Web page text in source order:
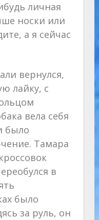
личная
носки или
а я сейчас
вернулся,
лайку, с
вела себя
было
Тамара
в
было
за руль, он